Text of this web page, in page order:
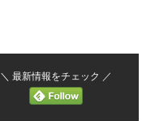
＼ 最新情報をチェック ／